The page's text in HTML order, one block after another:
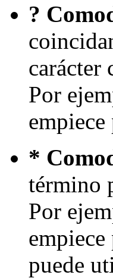
?
carácter
Por
*
término
Por
puede